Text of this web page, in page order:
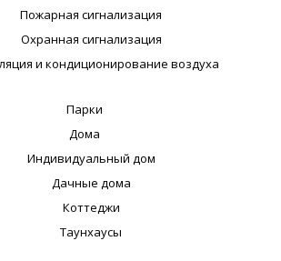
Пожарная сигнализация
Охранная сигнализация
и кондиционирование воздуха
Парки
Дома
Индивидуальный дом
Дачные дома
Коттеджи
Таунхаусы